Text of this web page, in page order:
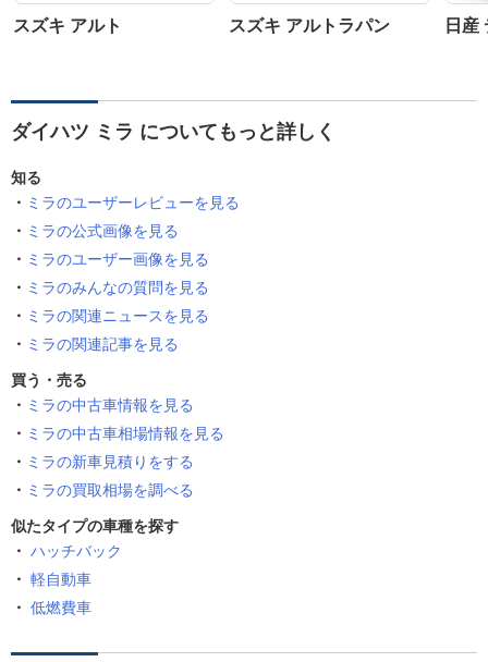
スズキ アルト スズキ アルトラパン 日産
ダイハツ ミラ についてもっと詳しく
知る
ミラのユーザーレビューを見る
ミラの公式画像を見る
ミラのユーザー画像を見る
ミラのみんなの質問を見る
ミラの関連ニュースを見る
ミラの関連記事を見る
買う・売る
ミラの中古車情報を見る
ミラの中古車相場情報を見る
ミラの新車見積りをする
ミラの買取相場を調べる
似たタイプの車種を探す
ハッチバック
軽自動車
低燃費車